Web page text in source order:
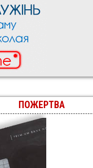
ПОЖЕРТВА